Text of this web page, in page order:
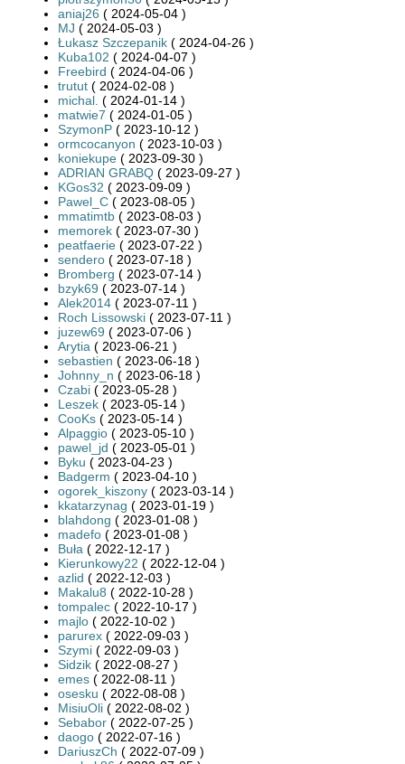
aniaj26 ( 2024-05-04 )
MJ ( 2024-05-03 )
Łukasz Szczepanik ( 2024-04-26 )
Kuba102 ( 2024-04-07 )
Freebird ( 2024-04-06 )
trutut ( 2024-02-08 )
michal. ( 2024-01-14 )
matwie7 ( 2024-01-05 )
SzymonP ( 2023-10-12 )
ormcocanyon ( 2023-10-03 )
koniekupe ( 2023-09-30 )
ADRIAN GRABQ ( 2023-09-27 )
KGos32 ( 2023-09-09 )
Pawel_C ( 2023-08-05 )
mmatimtb ( 2023-08-03 )
memorek ( 2023-07-30 )
peatfaerie ( 2023-07-22 )
sendero ( 2023-07-18 )
Bromberg ( 2023-07-14 )
bzyk69 ( 2023-07-14 )
Alek2014 ( 2023-07-11 )
Roch Lissowski ( 2023-07-11 )
juzew69 ( 2023-07-06 )
Arytia ( 2023-06-21 )
sebastien ( 2023-06-18 )
Johnny_n ( 2023-06-18 )
Czabi ( 2023-05-28 )
Leszek ( 2023-05-14 )
CooKs ( 2023-05-14 )
Alpaggio ( 2023-05-10 )
pawel_jd ( 2023-05-01 )
Byku ( 2023-04-23 )
Badgerm ( 2023-04-10 )
ogorek_kiszony ( 2023-03-14 )
kkatarzynag ( 2023-01-19 )
blahdong ( 2023-01-08 )
madefo ( 2023-01-08 )
Buła ( 2022-12-17 )
Kierunkowy22 ( 2022-12-04 )
azlid ( 2022-12-03 )
Makalu8 ( 2022-10-28 )
tompalec ( 2022-10-17 )
majlo ( 2022-10-02 )
parurex ( 2022-09-03 )
Szymi ( 2022-09-03 )
Sidzik ( 2022-08-27 )
emes ( 2022-08-11 )
osesku ( 2022-08-08 )
MisiuOli ( 2022-08-02 )
Sebabor ( 2022-07-25 )
daogo ( 2022-07-16 )
DariuszCh ( 2022-07-09 )